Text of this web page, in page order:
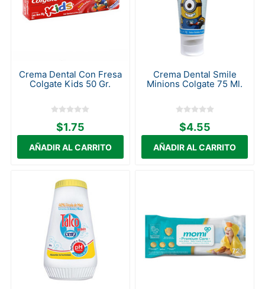
Crema Dental Con Fresa
Colgate Kids 50 Gr.
$1.75
Crema Dental Smile
Minions Colgate 75 Ml.
$4.55